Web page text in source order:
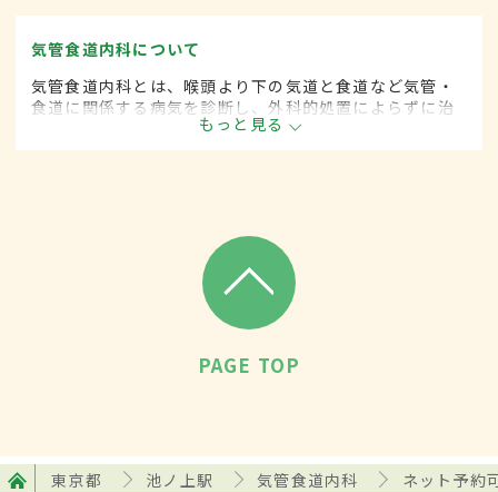
気管食道内科について
気管食道内科とは、喉頭より下の気道と食道など気管・
食道に関係する病気を診断し、外科的処置によらずに治
療する内科の一領域です。平成20年4月の制度改正前
は、気管食道科と呼ばれていました。
もっと見る
PAGE TOP
東京都 池ノ上駅 気管食道内科 ネット予約